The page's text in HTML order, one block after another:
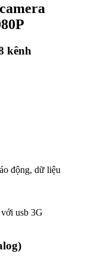
kênh
động, dữ liệu
usb 3G